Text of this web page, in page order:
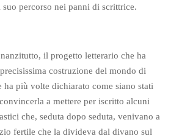
suo percorso nei panni di scrittrice.
il progetto letterario che ha
costruzione del mondo di
ha più volte dichiarato come siano stati
a mettere per iscritto alcuni
che, seduta dopo seduta, venivano a
fertile che la divideva dal divano sul